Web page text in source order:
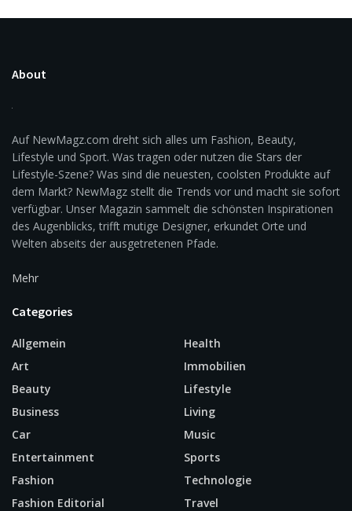
About
Auf NewMagz.com dreht sich alles um Fashion, Beauty,
Lifestyle und Sport. Was tragen oder nutzen die Stars der
Lifestyle-Szene? Was sind die neuesten, coolsten Produkte auf
dem Markt? NewMagz stellt die Trends vor und macht sie sofort
verfügbar. Unser Magazin sammelt die schönsten Inspirationen
des Augenblicks, trifft mutige Designer, erkundet Orte und
Welten abseits der ausgetretenen Pfade.
Mehr
Categories
Allgemein
Art
Beauty
Business
Car
Entertainment
Fashion
Fashion Editorial
Health
Immobilien
Lifestyle
Living
Music
Sports
Technologie
Travel